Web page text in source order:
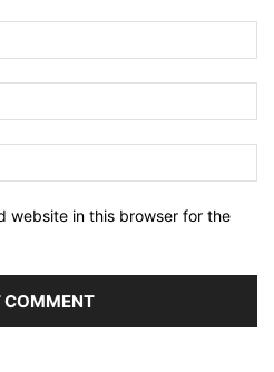
website in this browser for the